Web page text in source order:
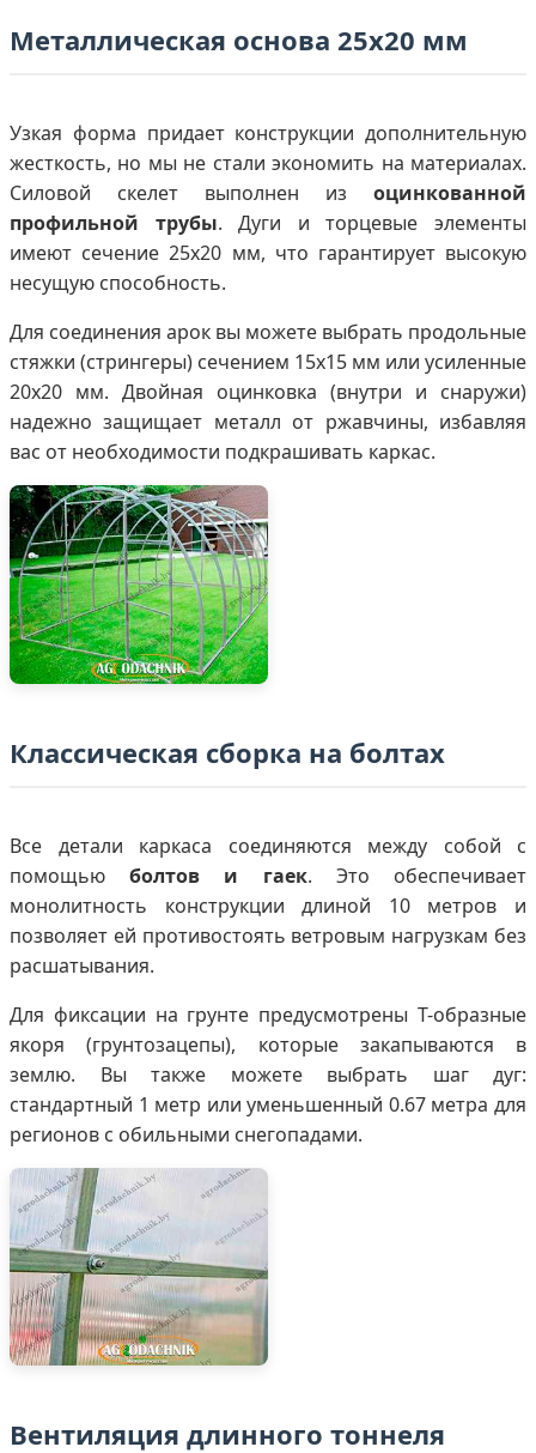
Металлическая основа 25х20 мм
Узкая форма придает конструкции дополнительную
жесткость, но мы не стали экономить на материалах.
Силовой скелет выполнен из оцинкованной
профильной трубы. Дуги и торцевые элементы
имеют сечение 25х20 мм, что гарантирует высокую
несущую способность.
Для соединения арок вы можете выбрать продольные
стяжки (стрингеры) сечением 15х15 мм или усиленные
20х20 мм. Двойная оцинковка (внутри и снаружи)
надежно защищает металл от ржавчины, избавляя
вас от необходимости подкрашивать каркас.
Классическая сборка на болтах
Все детали каркаса соединяются между собой с
помощьюболтов и гаек. Это обеспечивает
монолитность конструкции длиной 10 метров и
позволяет ей противостоять ветровым нагрузкам без
расшатывания.
Для фиксации на грунте предусмотрены Т-образные
якоря (грунтозацепы), которые закапываются в
землю. Вы также можете выбрать шаг дуг:
стандартный 1 метр или уменьшенный 0.67 метра для
регионов с обильными снегопадами.
Вентиляция длинного тоннеля